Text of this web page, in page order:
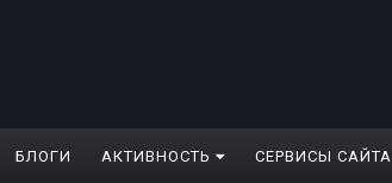
БЛОГИ АКТИВНОСТЬ СЕРВИСЫ САЙТА